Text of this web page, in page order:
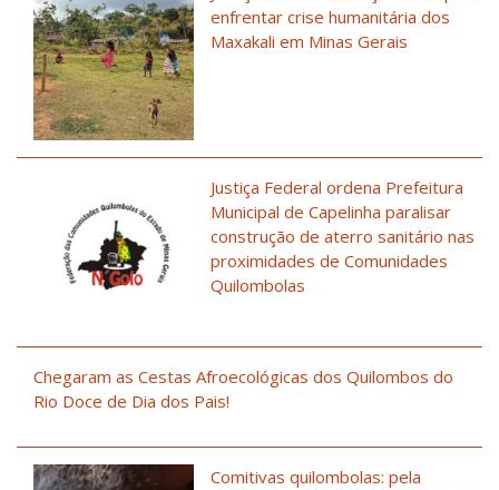
enfrentar crise humanitária dos
Maxakali em Minas Gerais
Justiça Federal ordena Prefeitura
Municipal de Capelinha paralisar
construção de aterro sanitário nas
proximidades de Comunidades
Quilombolas
Chegaram as Cestas Afroecológicas dos Quilombos do
Rio Doce de Dia dos Pais!
Comitivas quilombolas: pela